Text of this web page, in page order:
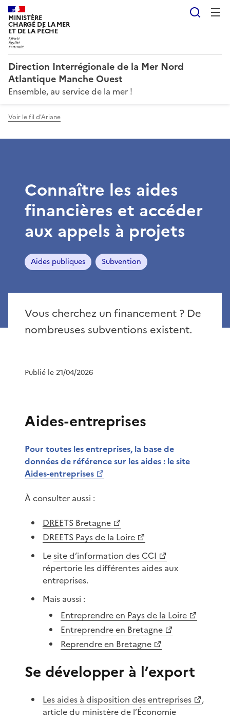
MINISTÈRE
CHARGÉ DE LA MER
ET DE LA PÊCHE
Direction Interrégionale de la Mer Nord
Atlantique Manche Ouest
Ensemble, au service de la mer !
Voir le fil d'Ariane
Connaître les aides
financières et accéder
aux appels à projets
Aides publiques Subvention
Vous cherchez un financement ? De
nombreuses subventions existent.
Publié le 21/04/2026
Aides-entreprises
Pour toutes les entreprises, la base de
données de référence sur les aides : le site
Aides-entreprises
À consulter aussi :
DREETS Bretagne
DREETS Pays de la Loire
Lesite d’information des CCI
répertorie les différentes aides aux
entreprises.
Mais aussi :
Entreprendre en Pays de la Loire
Entreprendre en Bretagne
Reprendre en Bretagne
Se développer à l’export
Les aides à disposition des entreprises
,
article du ministère de l’Économie